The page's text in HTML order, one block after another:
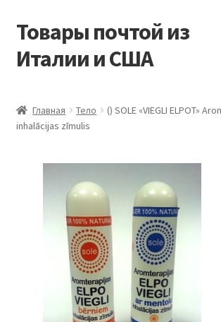
Перейти
навигации
Перейти
содержимому
Товары почтой из
Италии и США
Контакты
Корзина
Мой аккаунт
Оформление заказа
Главная Тело
() SOLE «VIEGLI ELPOT»
inhalācijas zīmulis